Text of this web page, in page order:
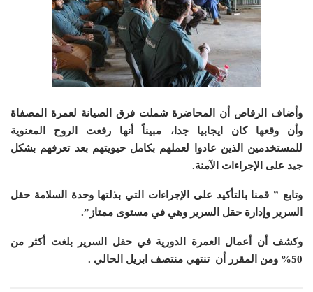
وأضاف الرقاص أن المحاضرة شملت فرق الصيانة لعمرة المصفاة
وأن وقعها كان ايجابيا جدا، مبيناً أنها رفعت الروح المعنوية
للمستخدمين الذين عادوا لعملهم بكامل حيويتهم بعد تعرفهم بشكل
جيد على الإجراءات الآمنة.
وتابع ” قمنا بالتأكيد على الإجراءات التي بذلتها وحدة السلامة حقل
السرير وإدارة حقل السرير وهي في مستوى ممتاز”.
وكشف أن أعمال العمرة الدورية في حقل السرير بلغت أكثر من
50% ومن المقرر أن تنتهي منتصف ابريل الحالي .